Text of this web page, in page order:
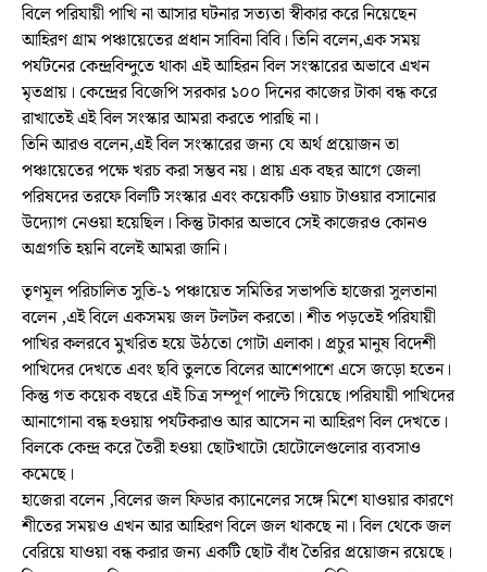
বিলে পরিযায়ী পাখি না আসার ঘটনার সত্যতা স্বীকার করে নিয়েছেন
আহিরণ গ্রাম পঞ্চায়েতের প্রধান সাবিনা বিবি। তিনি বলেন,এক সময়
পর্যটনের কেন্দ্রবিন্দুতে থাকা এই আহিরন বিল সংস্কারের অভাবে এখন
মৃতপ্রায়। কেন্দ্রের বিজেপি সরকার ১০০ দিনের কাজের টাকা বন্ধ করে
রাখাতেই এই বিল সংস্কার আমরা করতে পারছি না।
তিনি আরও বলেন,এই বিল সংস্কারের জন্য যে অর্থ প্রয়োজন তা
পঞ্চায়েতের পক্ষে খরচ করা সম্ভব নয়। প্রায় এক বছর আগে জেলা
পরিষদের তরফে বিলটি সংস্কার এবং কয়েকটি ওয়াচ টাওয়ার বসানোর
উদ্যোগ নেওয়া হয়েছিল। কিন্তু টাকার অভাবে সেই কাজেরও কোনও
অগ্রগতি হয়নি বলেই আমরা জানি।
তৃণমূল পরিচালিত সুতি-১ পঞ্চায়েত সমিতির সভাপতি হাজেরা সুলতানা
বলেন ,এই বিলে একসময় জল টলটল করতো। শীত পড়তেই পরিযায়ী
পাখির কলরবে মুখরিত হয়ে উঠতো গোটা এলাকা। প্রচুর মানুষ বিদেশী
পাখিদের দেখতে এবং ছবি তুলতে বিলের আশেপাশে এসে জড়ো হতেন।
কিন্তু গত কয়েক বছরে এই চিত্র সম্পূর্ণ পাল্টে গিয়েছে।পরিযায়ী পাখিদের
আনাগোনা বন্ধ হওয়ায় পর্যটকরাও আর আসেন না আহিরণ বিল দেখতে।
বিলকে কেন্দ্র করে তৈরী হওয়া ছোটখাটো হোটোলেগুলোর ব্যবসাও
কমেছে।
হাজেরা বলেন ,বিলের জল ফিডার ক্যানেলের সঙ্গে মিশে যাওয়ার কারণে
শীতের সময়ও এখন আর আহিরণ বিলে জল থাকছে না। বিল থেকে জল
বেরিয়ে যাওয়া বন্ধ করার জন্য একটি ছোট বাঁধ তৈরির প্রয়োজন রয়েছে।